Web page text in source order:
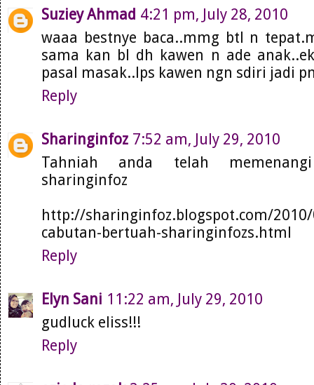
Suziey Ahmad 4:21 pm, July 28, 2010
waaa bestnye baca..mmg btl n
sama kan bl dh kawen n ade
pasal masak..lps kawen ngn sdiri jadi
Reply
Sharinginfoz 7:52 am, July 29, 2010
Tahniah anda telah
sharinginfoz
http://sharinginfoz.blogspot.com/
cabutan-bertuah-sharinginfozs.html
Reply
Elyn Sani 11:22 am, July 29, 2010
gudluck eliss!!!
Reply